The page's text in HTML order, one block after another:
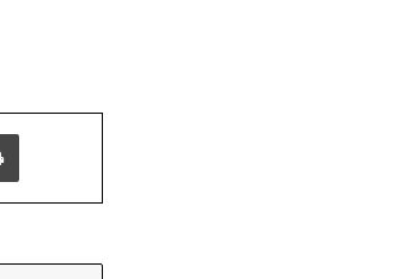
Printaj